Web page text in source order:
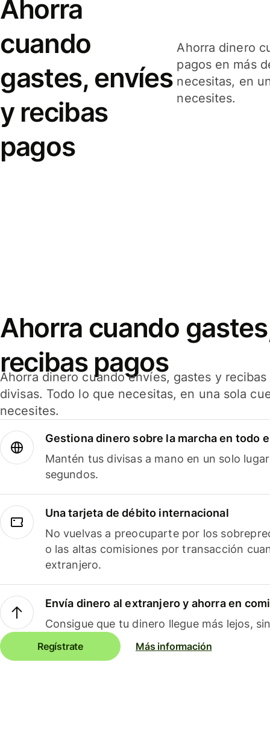
Ahorra
cuando
gastes, envíes
y recibas
pagos
Ahorra dinero
pagos en más
necesitas, en
necesites.
Ahorra cuando
recibas pagos
Ahorra dinero cuando envíes, gastes y
divisas. Todo lo que necesitas, en una sola
necesites.
Gestiona dinero sobre la marcha en todo
Mantén tus divisas a mano en un solo
segundos.
Una tarjeta de débito internacional
No vuelvas a preocuparte por los
o las altas comisiones por transacción
extranjero.
Envía dinero al extranjero y ahorra en
Consigue que tu dinero llegue más lejos,
Regístrate Más información